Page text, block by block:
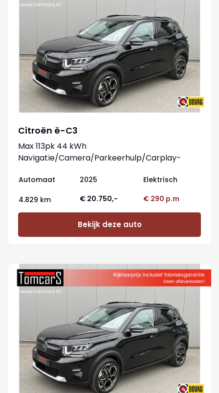
Citroën ë-C3
Max 113pk 44 kWh
Navigatie/Camera/Parkeerhulp/Carplay-
Automaat 2025 Elektrisch
4.829 km € 20.750,- € 290 p.m
Bekijk deze auto